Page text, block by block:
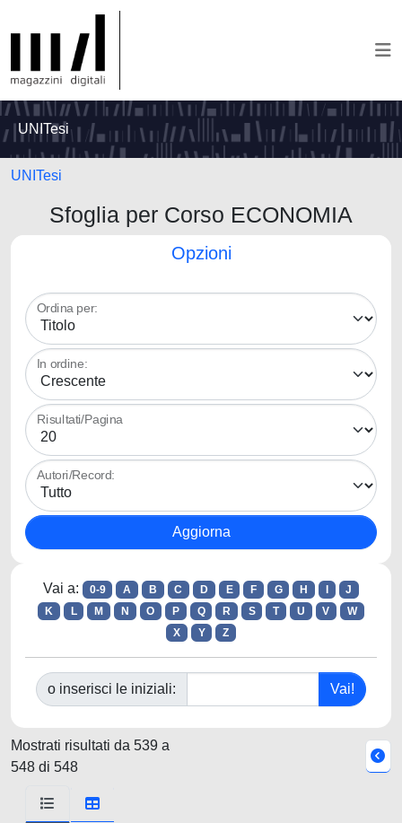
UNITesi
UNITesi
Sfoglia per Corso ECONOMIA
Opzioni
Ordina per:
In ordine:
Risultati/Pagina
Autori/Record:
Vai a: 0-9 A B C D E F G H
J
K
L M N O P Q R S T U V
W
X
Y Z
o inserisci le iniziali:
Mostrati risultati da 539 a
548 di 548